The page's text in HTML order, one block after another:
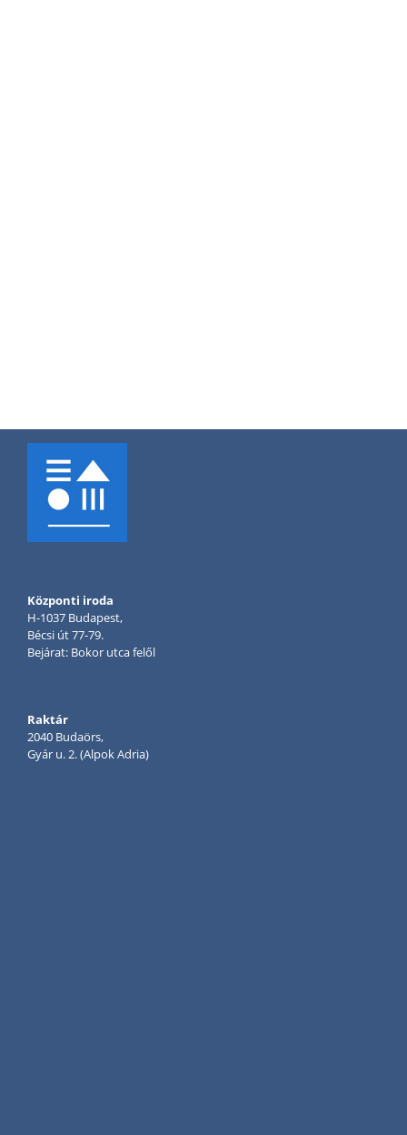
Központi iroda
H-1037 Budapest,
Bécsi út 77-79.
Bejárat: Bokor utca felől
Raktár
2040 Budaörs,
Gyár u. 2. (Alpok Adria)